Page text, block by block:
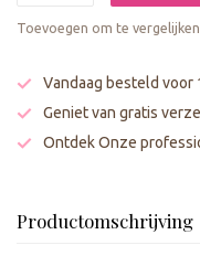
Toevoegen om te vergelijken
Vandaag besteld
Geniet van gratis
Ontdek Onze
Productomschrijving